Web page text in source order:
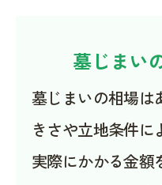
墓じまい
墓じまいの相場は
きさや立地条件に
実際にかかる金額